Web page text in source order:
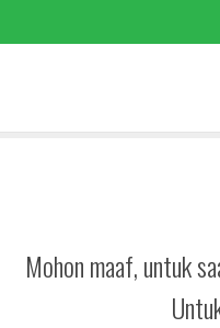
Mohon maaf, untuk